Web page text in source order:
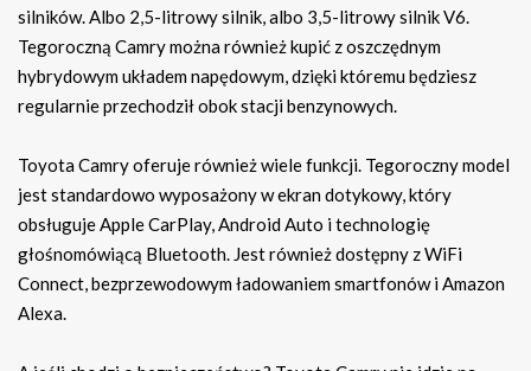
silników. Albo 2,5-litrowy silnik, albo 3,5-litrowy silnik V6.
Tegoroczną Camry można również kupić z oszczędnym
hybrydowym układem napędowym, dzięki któremu będziesz
regularnie przechodził obok stacji benzynowych.
Toyota Camry oferuje również wiele funkcji. Tegoroczny model
jest standardowo wyposażony w ekran dotykowy, który
obsługuje Apple CarPlay, Android Auto i technologię
głośnomówiącą Bluetooth. Jest również dostępny z WiFi
Connect, bezprzewodowym ładowaniem smartfonów i Amazon
Alexa.